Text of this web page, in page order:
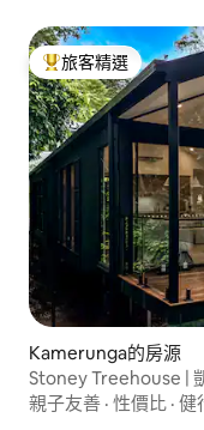
旅客精選榜首
旅客精選
Kamerunga的房源
Stoney Treehouse |
親子友善 · 性價比 · 健